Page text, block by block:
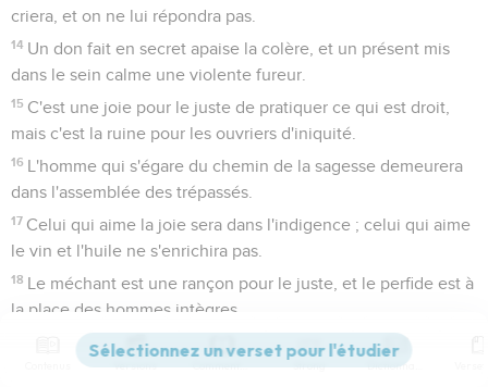
criera, et on ne lui répondra pas.
14 Un don fait en secret apaise la colère, et un présent mis
dans le sein calme une violente fureur.
15 C'est une joie pour le juste de pratiquer ce qui est droit,
mais c'est la ruine pour les ouvriers d'iniquité.
16 L'homme qui s'égare du chemin de la sagesse demeurera
dans l'assemblée des trépassés.
17 Celui qui aime la joie sera dans l'indigence ; celui qui aime
le vin et l'huile ne s'enrichira pas.
18 Le méchant est une rançon pour le juste, et le perfide est à
la place des hommes intègres.
Mieux vaut habiter dans une terre déserte, qu'avec une
femme querelleuse et irritable.
Versions Commentaires Strong